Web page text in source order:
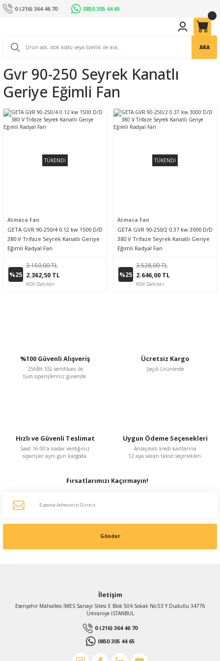
0 (216) 364 46 70 0850 305 44 65
ARA
Gvr 90-250 Seyrek Kanatlı
Geriye Eğimli Fan
TÜKENDİ
Atmaca Fan
GETA GVR 90-250/4 0.12 kw 1500 D/D
380 V Trifaze Seyrek Kanatlı Geriye
Eğimli Radyal Fan
%25
3.150,00 TL
2.362,50 TL
KDV Dahildir
TÜKENDİ
Atmaca Fan
GETA GVR 90-250/2 0.37 kw 3000 D/D
380 V Trifaze Seyrek Kanatlı Geriye
Eğimli Radyal Fan
%25
3.528,00 TL
2.646,00 TL
KDV Dahildir
%100 Güvenli Alışveriş
256Bit SSL sertifikası ile
tüm siparişleriniz güvende.
Ücretsiz Kargo
Şeçili Ürünlerde
Hızlı ve Güvenli Teslimat
Saat 16:00'a kadar verdiğiniz
siparişler aynı gün kargoda.
Uygun Ödeme Seçenekleri
Anlaşmalı kredi kartlarına
12 aya varan taksit seçenekleri.
Fırsatlarımızı Kaçırmayın!
Gönder
İletişim
Esenşehir Mahallesi İMES Sanayi Sitesi E Blok 504 Sokak No:53 Y.Dudullu 34776
Ümraniye İSTANBUL
0 (216) 364 46 70
0850 305 44 65